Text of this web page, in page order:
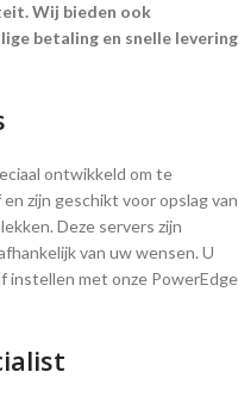
Wij bieden ook
betaling en snelle levering
ontwikkeld om te
zijn geschikt voor opslag van
Deze servers zijn
van uw wensen. U
instellen met onze PowerEdge